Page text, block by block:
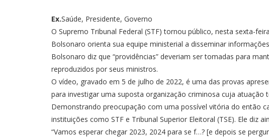
Ex.Saúde, Presidente, Governo
O Supremo Tribunal Federal (STF) tornou público, nesta sexta-
Bolsonaro orienta sua equipe ministerial a disseminar
Bolsonaro diz que “providências” deveriam ser tomadas para
reproduzidos por seus ministros.
O vídeo, gravado em 5 de julho de 2022, é uma das provas
para investigar uma suposta organização criminosa cuja
Demonstrando preocupação com uma possível vitória do então
instituições como STF e Tribunal Superior Eleitoral (TSE). Ele diz
“Vamos esperar chegar 2023, 2024 para se f…? [e depois se